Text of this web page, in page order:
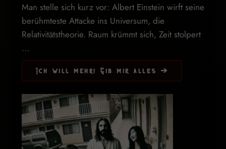
Man stelle sich kurz vor: Albert Einstein wirft seine
berühmteste Attacke ins Universum, die
Relativitätstheorie. Raum krümmt sich, Zeit stolpert
...
Ich will mehr! Gib mir alles ➔